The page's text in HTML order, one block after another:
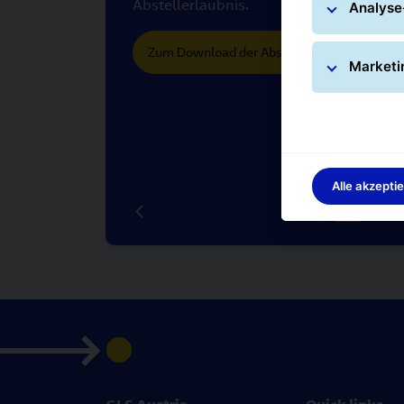
Abstellerlaubnis.
Zum Download der Abstellerlaubnis hier
Alle